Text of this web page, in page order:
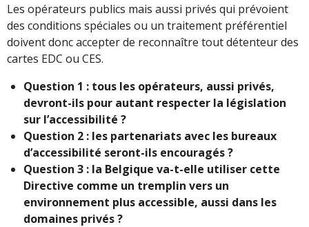
Les opérateurs publics mais aussi privés qui prévoient
des conditions spéciales ou un traitement préférentiel
doivent donc accepter de reconnaître tout détenteur des
cartes EDC ou CES.
Question 1 : tous les opérateurs, aussi privés,
devront-ils pour autant respecter la législation
sur l’accessibilité ?
Question 2 : les partenariats avec les bureaux
d’accessibilité seront-ils encouragés ?
Question 3 : la Belgique va-t-elle utiliser cette
Directive comme un tremplin vers un
environnement plus accessible, aussi dans les
domaines privés ?